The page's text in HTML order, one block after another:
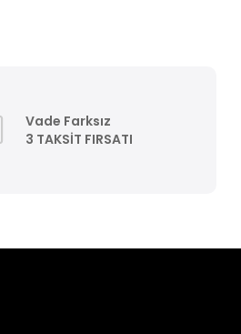
Vade Farksız
3 TAKSİT FIRSATI